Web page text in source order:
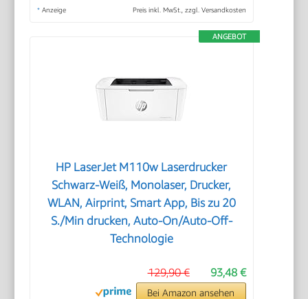
* Anzeige Preis inkl. MwSt., zzgl. Versandkosten
ANGEBOT
HP LaserJet M110w Laserdrucker
Schwarz-Weiß, Monolaser, Drucker,
WLAN, Airprint, Smart App, Bis zu 20
S./Min drucken, Auto-On/Auto-Off-
Technologie
93,48 €
129,90 €
Bei Amazon ansehen